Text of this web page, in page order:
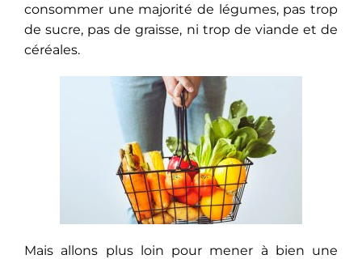
consommer une majorité de légumes, pas trop
de sucre, pas de graisse, ni trop de viande et de
céréales.
Mais allons plus loin pour mener à bien une